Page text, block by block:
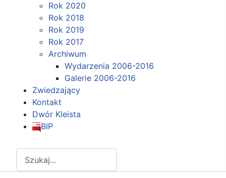
Rok 2020
Rok 2018
Rok 2019
Rok 2017
Archiwum
Wydarzenia 2006-2016
Galerie 2006-2016
Zwiedzający
Kontakt
Dwór Kleista
BIP